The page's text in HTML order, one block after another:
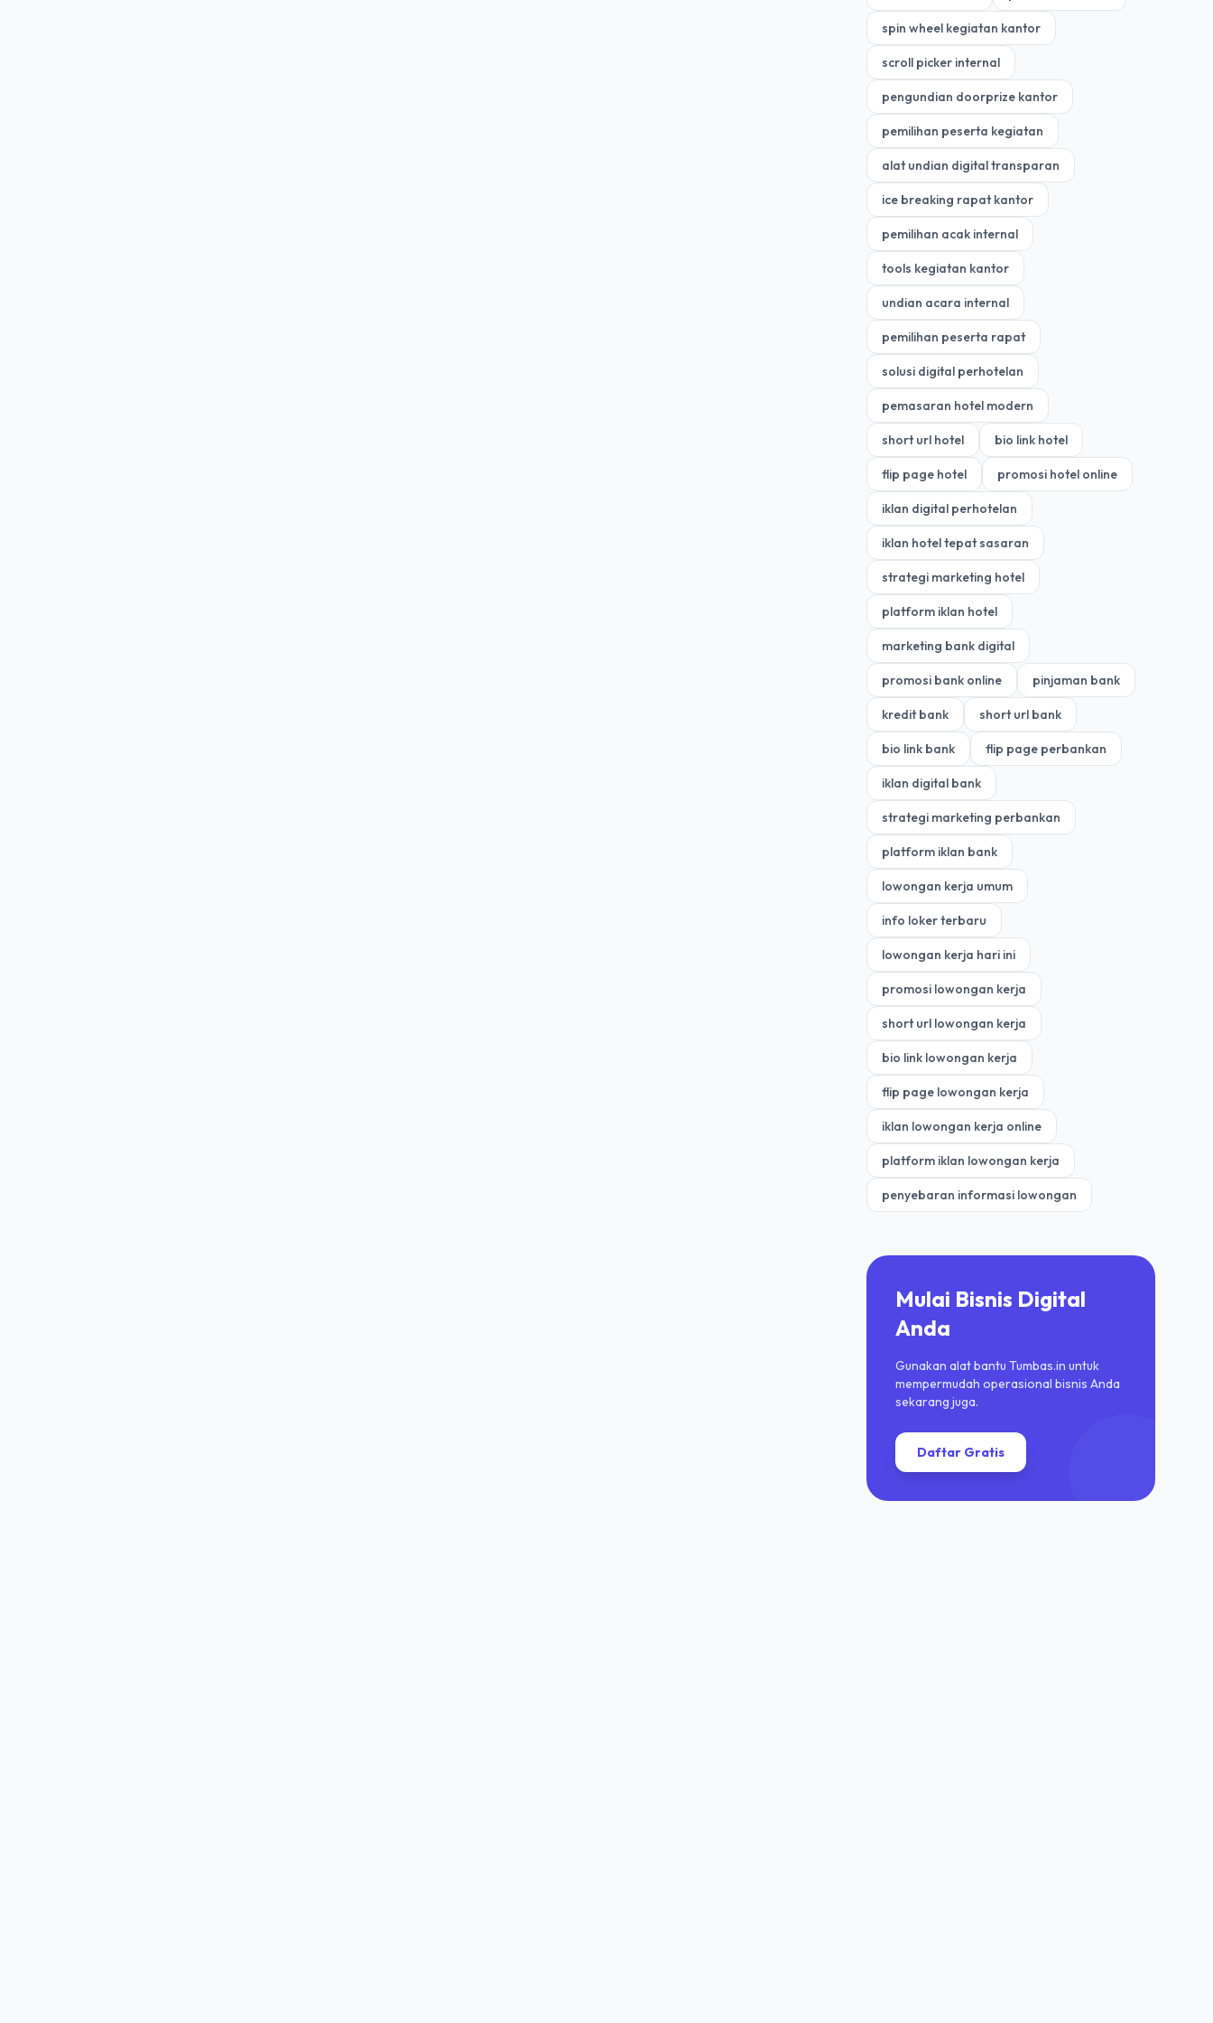
spin wheel kegiatan kantor
scroll picker internal
pengundian doorprize kantor
pemilihan peserta kegiatan
alat undian digital transparan
ice breaking rapat kantor
pemilihan acak internal
tools kegiatan kantor
undian acara internal
pemilihan peserta rapat
solusi digital perhotelan
pemasaran hotel modern
short url hotel bio link hotel
flip page hotel promosi hotel online
iklan digital perhotelan
iklan hotel tepat sasaran
strategi marketing hotel
platform iklan hotel
marketing bank digital
promosi bank online pinjaman bank
kredit bank short url bank
bio link bank flip page perbankan
iklan digital bank
strategi marketing perbankan
platform iklan bank
lowongan kerja umum
info loker terbaru
lowongan kerja hari ini
promosi lowongan kerja
short url lowongan kerja
bio link lowongan kerja
flip page lowongan kerja
iklan lowongan kerja online
platform iklan lowongan kerja
penyebaran informasi lowongan
Mulai Bisnis Digital
Anda
Gunakan alat bantu Tumbas.in untuk
mempermudah operasional bisnis Anda
sekarang juga.
Daftar Gratis